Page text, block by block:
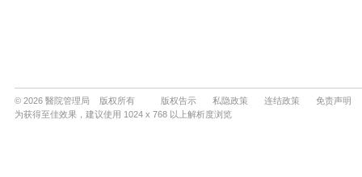
© 2026 醫院管理局 版权所有 版权告示 私隐政策 连结政策
免责声明
为获得至佳效果，建议使用 1024 x 768 以上解析度浏览